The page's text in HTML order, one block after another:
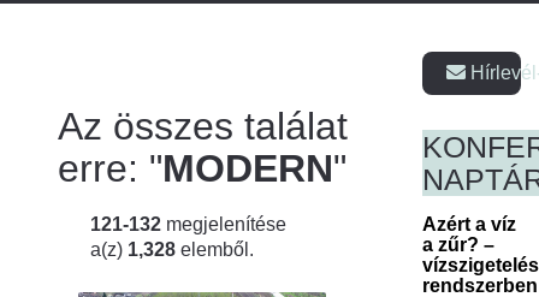
Az összes találat
erre: "MODERN"
121-132 megjelenítése
a(z) 1,328 elemből.
Azért a víz
a zűr? –